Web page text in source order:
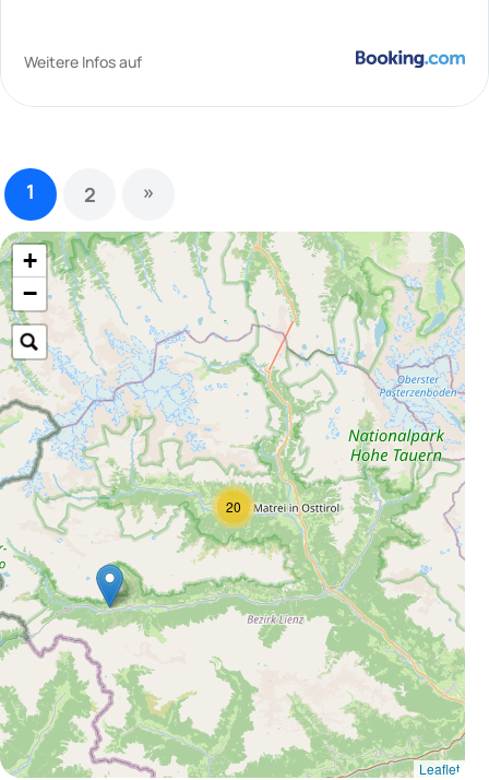
Weitere Infos auf
1 2 »
20
+
−
Leaflet